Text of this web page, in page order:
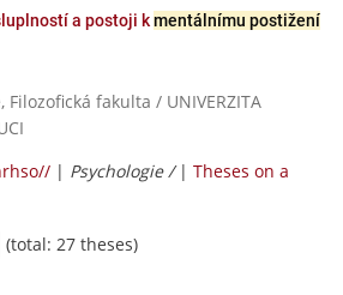
a postoji kmentálnímu postižení
Filozofická fakulta / UNIVERZITA
| Psychologie / | Theses on a
(total: 27 theses)